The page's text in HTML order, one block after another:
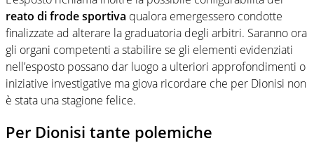
reato di frode sportiva qualora emergessero condotte
finalizzate ad alterare la graduatoria degli arbitri. Saranno ora
gli organi competenti a stabilire se gli elementi evidenziati
nell’esposto possano dar luogo a ulteriori approfondimenti o
iniziative investigative ma giova ricordare che per Dionisi non
è stata una stagione felice.
Per Dionisi tante polemiche